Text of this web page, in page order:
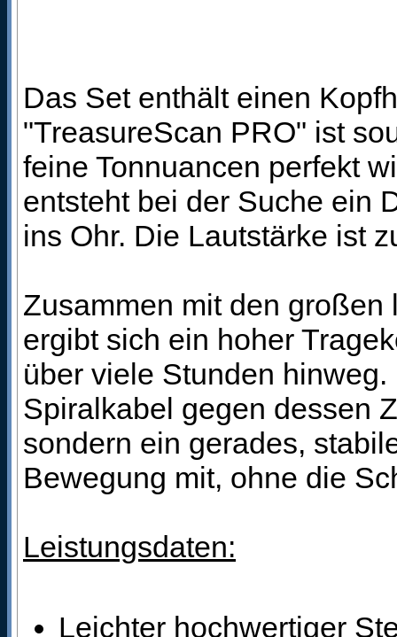
Das Set enthält einen
"TreasureScan PRO" ist
feine Tonnuancen perfekt
entsteht bei der Suche ein
ins Ohr. Die Lautstärke ist
Zusammen mit den
ergibt sich ein hoher
über viele Stunden
Spiralkabel gegen dessen
sondern ein gerades,
Bewegung mit, ohne die
Leistungsdaten:
Leichter hochwertiger